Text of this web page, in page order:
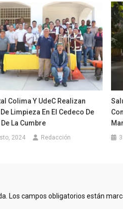
Colima Y UdeC Realizan
Limpieza En El Cedeco De
La Cumbre
2024 Redacción
Los campos obligatorios están